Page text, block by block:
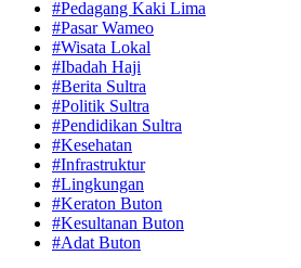
#Pedagang Kaki Lima
#Pasar Wameo
#Wisata Lokal
#Ibadah Haji
#Berita Sultra
#Politik Sultra
#Pendidikan Sultra
#Kesehatan
#Infrastruktur
#Lingkungan
#Keraton Buton
#Kesultanan Buton
#Adat Buton